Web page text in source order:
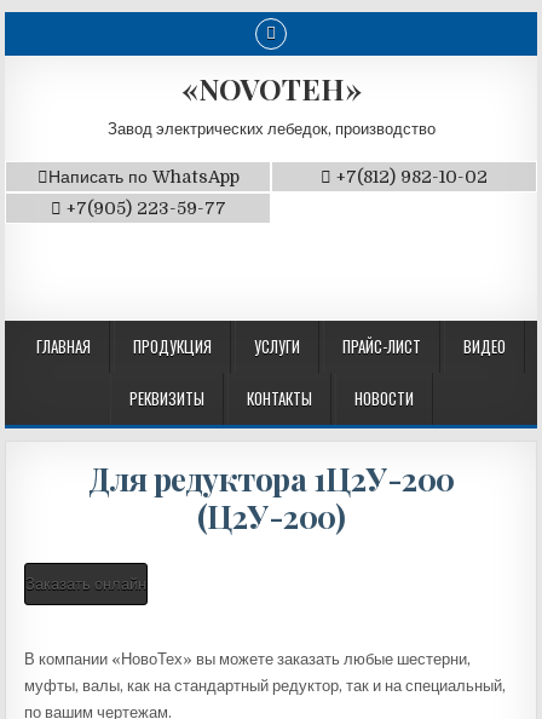
«NOVOTEH»
Завод электрических лебедок, производство
Написать по WhatsApp
+7(812) 982-10-02
+7(905) 223-59-77
ГЛАВНАЯ ПРОДУКЦИЯ УСЛУГИ ПРАЙС-ЛИСТ ВИДЕО
РЕКВИЗИТЫ КОНТАКТЫ НОВОСТИ
Для редуктора 1Ц2У-200
(Ц2У-200)
Заказать онлайн
В компании «НовоТех» вы можете заказать любые шестерни,
муфты, валы, как на стандартный редуктор, так и на специальный,
по вашим чертежам.